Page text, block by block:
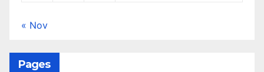
« Nov
Pages